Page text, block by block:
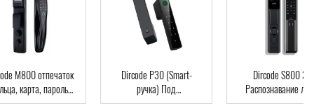
M800 отпечаток
карта, пароль,
Wi-Fi, видеоглазок
Dircode P30 (Smart-
ручка) Под
межкомнатные двери,
Dircode S800 3D
Распознавание
код, карта,